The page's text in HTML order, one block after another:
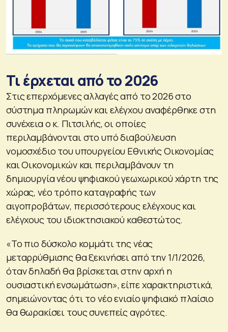
Τι έρχεται από το 2026
Στις επερχόμενες αλλαγές από το 2026 στο
σύστημα πληρωμών και ελέγχου αναφέρθηκε στη
συνέχεια ο κ. Πιτσιλής, οι οποίες
περιλαμβάνονται στο υπό διαβούλευση
νομοσχέδιο του υπουργείου Εθνικής Οικονομίας
και Οικονομικών και περιλαμβάνουν τη
δημιουργία νέου ψηφιακού γεωχωρικού χάρτη της
χώρας, νέο τρόπο καταγραφής των
αιγοπροβάτων, περισσότερους ελέγχους και
ελέγχους του ιδιοκτησιακού καθεστώτος.
«Το πιο δύσκολο κομμάτι της νέας
μεταρρύθμισης θα ξεκινήσει από την 1/1/2026,
όταν δηλαδή θα βρίσκεται στην αρχή η
ουσιαστική ενσωμάτωση», είπε χαρακτηριστικά,
σημειώνοντας ότι το νέο ενιαίο ψηφιακό πλαίσιο
θα θωρακίσει τους συνεπείς αγρότες.